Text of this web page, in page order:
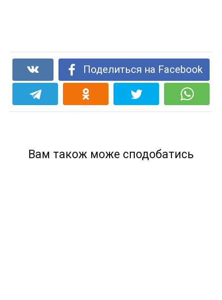
Поделиться на Facebook
Вам також може сподобатись